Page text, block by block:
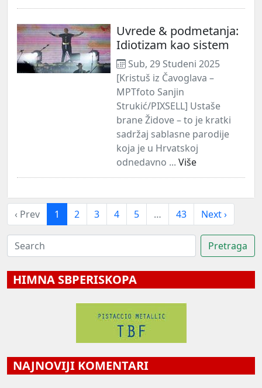
Uvrede & podmetanja:
Idiotizam kao sistem
Sub, 29 Studeni 2025
[Kristuš iz Čavoglava –
MPTfoto Sanjin
Strukić/PIXSELL] Ustaše
brane Židove – to je kratki
sadržaj sablasne parodije
koja je u Hrvatskoj
odnedavno ... Više
‹ Prev 1 2 3 4 5 … 43 Next ›
HIMNA SBPERISKOPA
NAJNOVIJI KOMENTARI